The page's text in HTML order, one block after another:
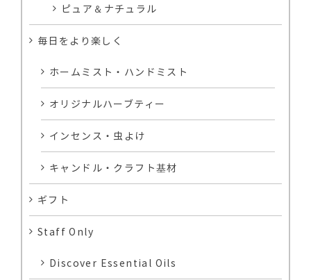
ピュア＆ナチュラル
毎日をより楽しく
ホームミスト・ハンドミスト
オリジナルハーブティー
インセンス・虫よけ
キャンドル・クラフト基材
ギフト
Staff Only
Discover Essential Oils